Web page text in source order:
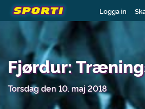
Logga in
Fjørdur:
Torsdag den 10. maj 2018